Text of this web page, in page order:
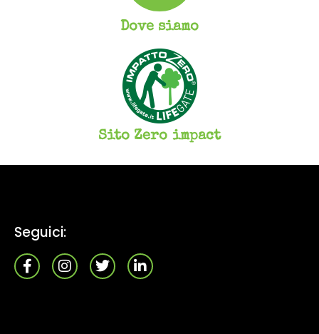
Dove siamo
Sito Zero impact
Seguici: